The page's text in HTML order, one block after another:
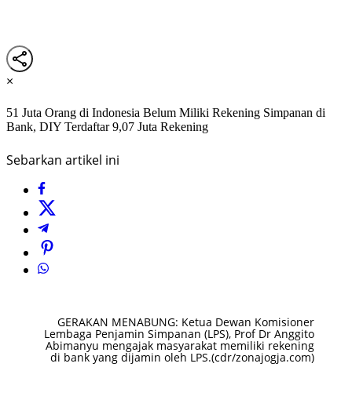
×
51 Juta Orang di Indonesia Belum Miliki Rekening Simpanan di
Bank, DIY Terdaftar 9,07 Juta Rekening
Sebarkan artikel ini
GERAKAN MENABUNG: Ketua Dewan Komisioner
Lembaga Penjamin Simpanan (LPS), Prof Dr Anggito
Abimanyu mengajak masyarakat memiliki rekening
di bank yang dijamin oleh LPS.(cdr/zonajogja.com)